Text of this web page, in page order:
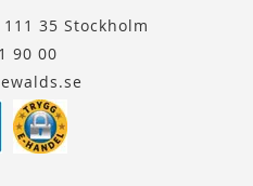
35 Stockholm
90 00